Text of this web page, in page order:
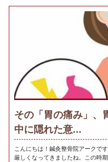
その「胃の痛み」、
中に隠れた意...
こんにちは！鍼灸整骨院アークで
厳しくなってきましたね。この時